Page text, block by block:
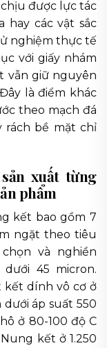
được lực tác
hay các vật sắc
nghiệm thực tế
với giấy nhám
vẫn giữ nguyên
là điểm khác
theo mạch đá
rách bề mặt chỉ
xuất từng
phẩm
kết bao gồm 7
ngặt theo tiêu
và nghiền
45 micron.
kết dính vô cơ ở
áp suất 550
ở 80-100 độ C
kết ở 1.250